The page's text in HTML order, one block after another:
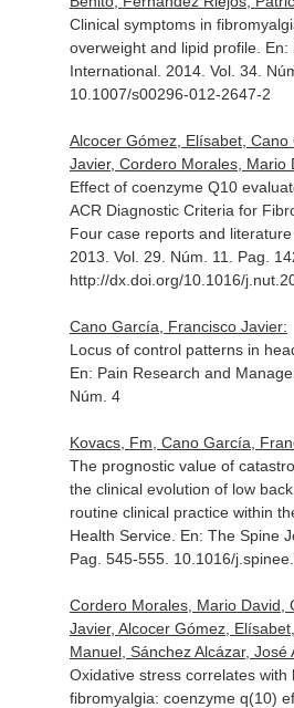
Clinical symptoms in
overweight and lipid profile. En:
International. 2014. Vol. 34.
10.1007/s00296-012-2647-2
Alcocer Gómez, Elísabet,
Javier, Cordero Morales, Mario
Effect of coenzyme Q10
ACR Diagnostic Criteria for
Four case reports and literature
2013. Vol. 29. Núm. 11. Pag.
http://dx.doi.org/10.1016/
Cano García, Francisco Javier:
Locus of control patterns in
En: Pain Research and
Núm. 4
Kovacs, Fm, Cano García,
The prognostic value of
the clinical evolution of low
routine clinical practice within
Health Service. En: The Spine
Pag. 545-555. 10.1016/
Cordero Morales, Mario David,
Javier, Alcocer Gómez,
Manuel, Sánchez Alcázar, José
Oxidative stress correlates with
fibromyalgia: coenzyme q(10)